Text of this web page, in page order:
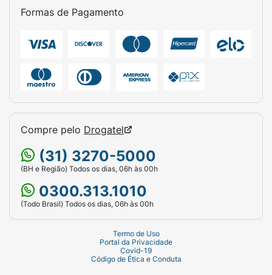
Formas de Pagamento
Compre pelo Drogatel
(31) 3270-5000
(BH e Região) Todos os dias, 06h às 00h
0300.313.1010
(Todo Brasil) Todos os dias, 06h às 00h
Termo de Uso
Portal da Privacidade
Covid-19
Código de Ética e Conduta